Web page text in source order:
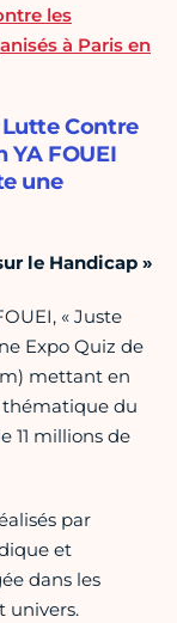
les
à Paris en
Lutte Contre
FOUEI
une
le Handicap »
« Juste
Expo Quiz de
mettant en
thématique du
11 millions de
par
et
dans les
univers.